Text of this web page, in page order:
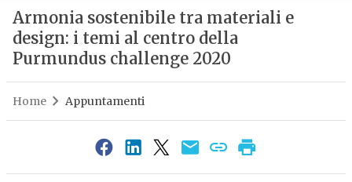
Armonia sostenibile tra materiali e
design: i temi al centro della
Purmundus challenge 2020
Home Appuntamenti